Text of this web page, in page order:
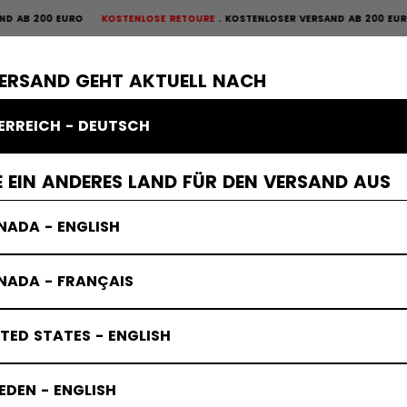
GEHT AKTUELL NACH
- DEUTSCH
EIN ANDERES LAND FÜR DEN VERSAND AUS
- ENGLISH
- FRANÇAIS
STATES - ENGLISH
- ENGLISH
EUROKOSTENLOSE RETOURE KOSTENLOSER VERSAND AB 200 EURO
SCHUTZAUSRÜSTUNG TORWART BEKLEIDUNG